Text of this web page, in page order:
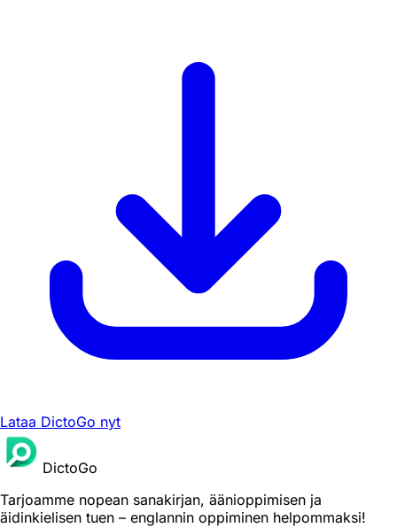
Lataa DictoGo nyt
DictoGo
Tarjoamme nopean sanakirjan, äänioppimisen ja
äidinkielisen tuen – englannin oppiminen helpommaksi!